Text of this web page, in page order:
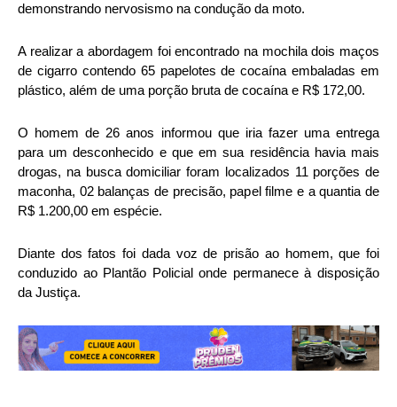
demonstrando nervosismo na condução da moto.
A realizar a abordagem foi encontrado na mochila dois maços
de cigarro contendo 65 papelotes de cocaína embaladas em
plástico, além de uma porção bruta de cocaína e R$ 172,00.
O homem de 26 anos informou que iria fazer uma entrega
para um desconhecido e que em sua residência havia mais
drogas, na busca domiciliar foram localizados 11 porções de
maconha, 02 balanças de precisão, papel filme e a quantia de
R$ 1.200,00 em espécie.
Diante dos fatos foi dada voz de prisão ao homem, que foi
conduzido ao Plantão Policial onde permanece à disposição
da Justiça.